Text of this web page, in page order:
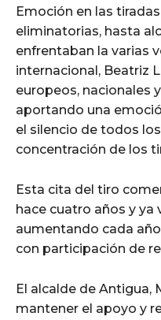
Emoción en las
eliminatorias, hasta
enfrentaban la varias
internacional, Beatriz
europeos, nacionales
aportando una
el silencio de todos
concentración de los
Esta cita del tiro
hace cuatro años y ya
aumentando cada
con participación de
El alcalde de Antigua,
mantener el apoyo y